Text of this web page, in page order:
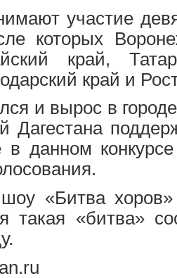
участие
которых
край,
край и
и вырос в
Дагестана
в данном
«Битва
«битва»